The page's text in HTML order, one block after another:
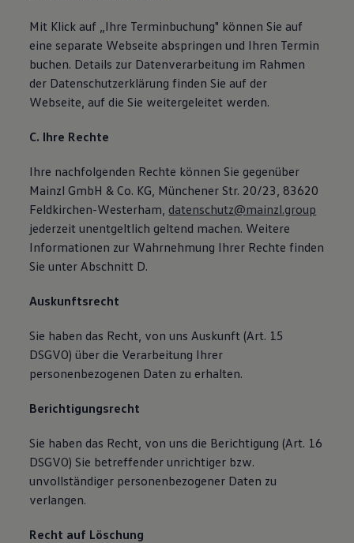
Mit Klick auf „Ihre Terminbuchung" können Sie auf
eine separate Webseite abspringen und Ihren Termin
buchen. Details zur Datenverarbeitung im Rahmen
der Datenschutzerklärung finden Sie auf der
Webseite, auf die Sie weitergeleitet werden.
C. Ihre Rechte
Ihre nachfolgenden Rechte können Sie gegenüber
Mainzl GmbH & Co. KG, Münchener Str. 20/23, 83620
Feldkirchen-Westerham, datenschutz@mainzl.group
jederzeit unentgeltlich geltend machen. Weitere
Informationen zur Wahrnehmung Ihrer Rechte finden
Sie unter Abschnitt D.
Auskunftsrecht
Sie haben das Recht, von uns Auskunft (Art. 15
DSGVO) über die Verarbeitung Ihrer
personenbezogenen Daten zu erhalten.
Berichtigungsrecht
Sie haben das Recht, von uns die Berichtigung (Art. 16
DSGVO) Sie betreffender unrichtiger bzw.
unvollständiger personenbezogener Daten zu
verlangen.
Recht auf Löschung